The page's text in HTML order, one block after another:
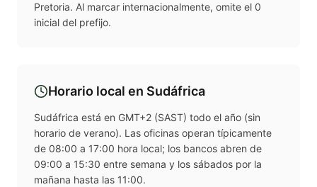
Pretoria. Al marcar internacionalmente, omite el 0
inicial del prefijo.
Horario local en Sudáfrica
Sudáfrica está en GMT+2 (SAST) todo el año (sin
horario de verano). Las oficinas operan típicamente
de 08:00 a 17:00 hora local; los bancos abren de
09:00 a 15:30 entre semana y los sábados por la
mañana hasta las 11:00.